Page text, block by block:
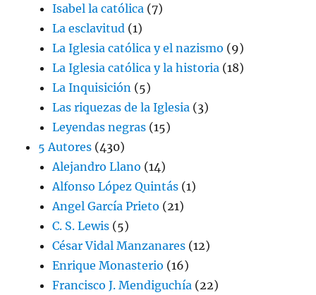
Isabel la católica (7)
La esclavitud (1)
La Iglesia católica y el nazismo (9)
La Iglesia católica y la historia (18)
La Inquisición (5)
Las riquezas de la Iglesia (3)
Leyendas negras (15)
5 Autores (430)
Alejandro Llano (14)
Alfonso López Quintás (1)
Angel García Prieto (21)
C. S. Lewis (5)
César Vidal Manzanares (12)
Enrique Monasterio (16)
Francisco J. Mendiguchía (22)